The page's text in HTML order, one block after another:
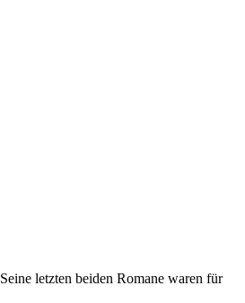
Seine letzten beiden Romane waren für